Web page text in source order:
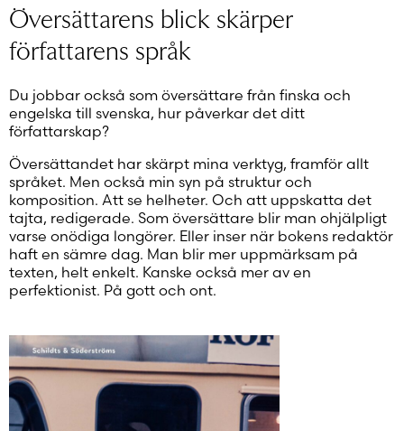
Översättarens blick skärper
författarens språk
Du jobbar också som översättare från finska och
engelska till svenska, hur påverkar det ditt
författarskap?
Översättandet har skärpt mina verktyg, framför allt
språket. Men också min syn på struktur och
komposition. Att se helheter. Och att uppskatta det
tajta, redigerade. Som översättare blir man ohjälpligt
varse onödiga longörer. Eller inser när bokens redaktör
haft en sämre dag. Man blir mer uppmärksam på
texten, helt enkelt. Kanske också mer av en
perfektionist. På gott och ont.